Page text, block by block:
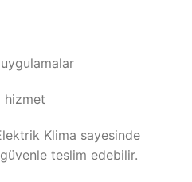
hizmet
Klima sayesinde
teslim edebilir.